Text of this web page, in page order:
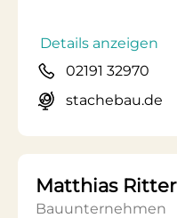
Details anzeigen
02191 32970
stachebau.de
Matthias Ritter
Bauunternehmen